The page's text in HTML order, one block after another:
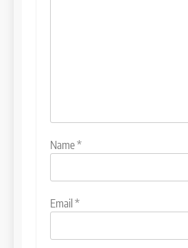
Name*
Email*